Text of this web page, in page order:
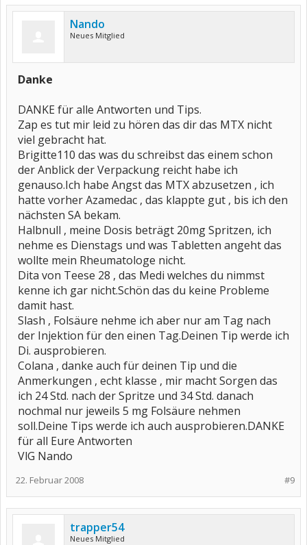
Nando
Neues Mitglied
Danke
DANKE für alle Antworten und Tips.
Zap es tut mir leid zu hören das dir das MTX nicht
viel gebracht hat.
Brigitte110 das was du schreibst das einem schon
der Anblick der Verpackung reicht habe ich
genauso.Ich habe Angst das MTX abzusetzen , ich
hatte vorher Azamedac , das klappte gut , bis ich den
nächsten SA bekam.
Halbnull , meine Dosis beträgt 20mg Spritzen, ich
nehme es Dienstags und was Tabletten angeht das
wollte mein Rheumatologe nicht.
Dita von Teese 28 , das Medi welches du nimmst
kenne ich gar nicht.Schön das du keine Probleme
damit hast.
Slash , Folsäure nehme ich aber nur am Tag nach
der Injektion für den einen Tag.Deinen Tip werde ich
Di. ausprobieren.
Colana , danke auch für deinen Tip und die
Anmerkungen , echt klasse , mir macht Sorgen das
ich 24 Std. nach der Spritze und 34 Std. danach
nochmal nur jeweils 5 mg Folsäure nehmen
soll.Deine Tips werde ich auch ausprobieren.DANKE
für all Eure Antworten
VlG Nando
#9
22. Februar 2008
trapper54
Neues Mitglied